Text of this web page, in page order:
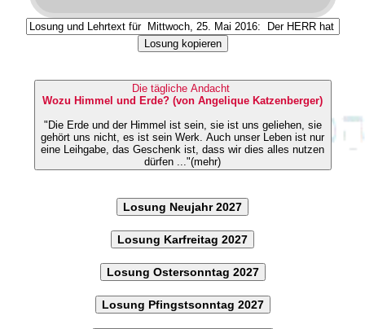
Losung kopieren
Die tägliche Andacht
Wozu Himmel und Erde? (von Angelique Katzenberger)
"Die Erde und der Himmel ist sein, sie ist uns geliehen, sie
gehört uns nicht, es ist sein Werk. Auch unser Leben ist nur
eine Leihgabe, das Geschenk ist, dass wir dies alles nutzen
dürfen ..."(mehr)
Losung Neujahr 2027
Losung Karfreitag 2027
Losung Ostersonntag 2027
Losung Pfingstsonntag 2027